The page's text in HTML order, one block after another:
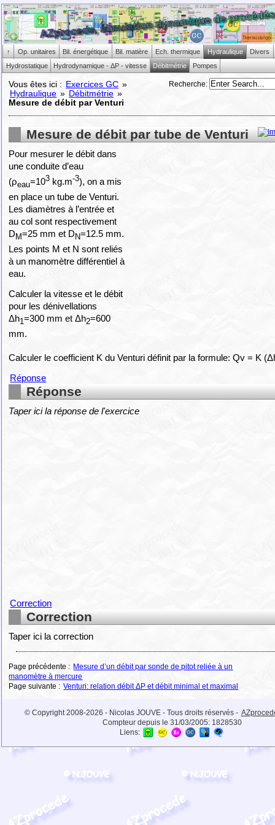
↑ Op. unitaires Bil. énergétique Bil. matière Ech. thermique Hydraulique
Divers
Hydrostatique
Hydrodynamique - ΔP - vitesse Débitmétrie Pompes
Recherche:
Vous êtes ici : Exercices GC »
Hydraulique » Débitmétrie »
Mesure de débit par Venturi
Mesure de débit par tube de Venturi
Pour mesurer le débit dans
une conduite d’eau
(ρeau=103 kg.m-3), on a mis
en place un tube de Venturi.
Les diamètres à l’entrée et
au col sont respectivement
D M=25 mm et D N=12.5 mm.
Les points M et N sont reliés
à un manomètre différentiel à
eau.
Calculer la vitesse et le débit
pour les dénivellations
Δh1=300 mm et Δh2=600
mm.
Calculer le coefficient K du Venturi définit par la formule: Qv = K
Réponse
Réponse
Taper ici la réponse de l'exercice
Correction
Correction
Taper ici la correction
Page précédente : Mesure d’un débit par sonde de pitot reliée à un
manomètre à mercure
Page suivante : Venturi: relation débit ΔP et débit minimal et maximal
© Copyright 2008-2026 - Nicolas JOUVE - Tous droits réservés -
Compteur depuis le 31/03/2005: 1828530
Liens: